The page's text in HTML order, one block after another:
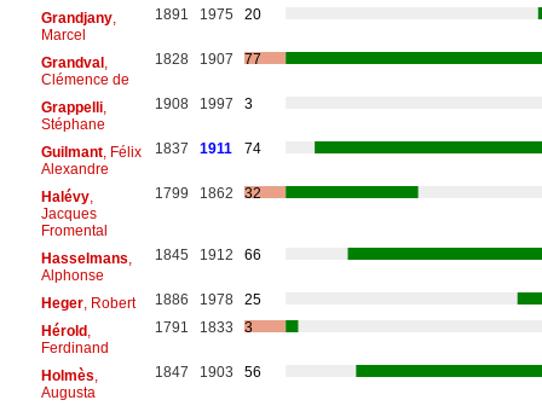
Grandjany,
Marcel
1891 1975 20
Grandval,
Clémence de
1828 1907 77
Grappelli,
Stéphane
1908 1997 3
Guilmant, Félix
Alexandre
1837 1911 74
Halévy,
Jacques
Fromental
1799 1862 32
Hasselmans
Alphonse
1845 1912 66
Heger, Robert 1886 1978
25
Hérold,
Ferdinand
1791 1833 3
Holmès
Augusta
1847 1903 56